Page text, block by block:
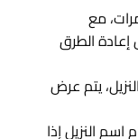
مع
10 ثوانٍ قبل إعادة الطرق
يتم عرض
اسم النزيل إذا